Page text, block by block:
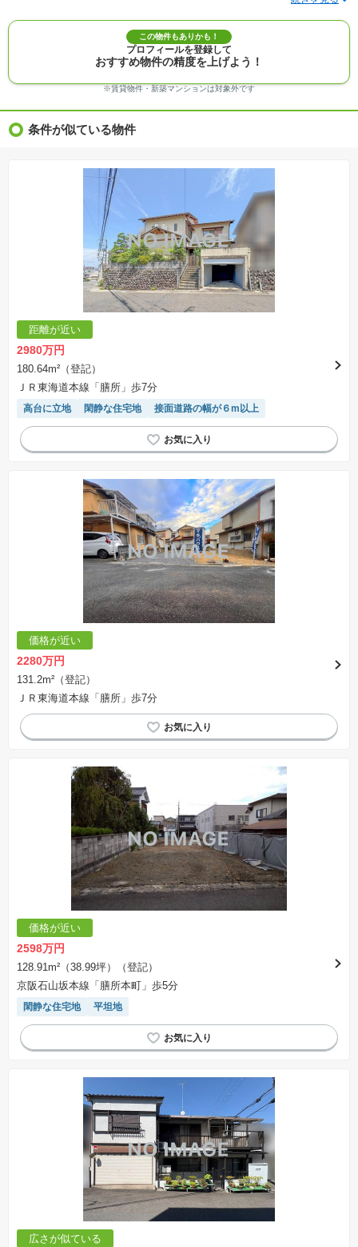
※建築条件付き土地価格には、建物価格は含まれません。
※物件情報は、原則として情報提供日の２日前に最終確認した情報です。
※完成予想図はいずれも外構、植栽、外観等実際のものとは多少異なることがあります。
※モデルルーム・モデルハウス・展示場・ショールームの画像の場合、今回販売の物件と異な
※ＣＧ合成の画像の場合、実際とは多少異なる場合があります。
※物件特徴：販売戸数が複数の物件は、全ての住戸に該当しない項目もあります。
※価格更新：物件価格が変更された日から１週間表示されます。
※建築条件土地の情報内に掲載されている、建物プラン例は、土地購入者の設計プランの参考
の一例であって、プランの採用可否は任意です。
※土地（建築条件なし）で「建物プラン例」が表記してある時、そのプラン例は特定の建築請
負会社によるもので、当該建築請負会社以外で建てた場合、同様のものが同価格で建てられる
とは限りません。また建築請負会社を特定するものではありません。
※建築条件付き土地とは、その土地に建築する建物の建築請負契約が、一定期間内に成立する
ことを条件として売買される土地のことをいいます。建築請負契約成立に向けて設計プランを
協議するため、土地購入者が自己の希望する建物の設計協議をするために必要な相当の期間の
交渉期間が設定され、その期間内で希望を満たすプランが実現できたかどうかにより結論を出
します。なお、この期間は概ね3ヶ月程度とされています。納得のいくプランが出来ず、建築請
負契約が成立しない場合、土地売買契約は白紙に戻り、土地契約にかかった代金（土地代金、
手付金など）は名目のいかんに関わらず、全て返却されます。
※課税対象物件の「価格」や「費用等」は消費税込みの「総額表示」で統一しています。
※「本体価格」とは、課税対象物件においては「消費税を除いた建物価格」と「土地価格」の
合計額を指します。
表示されておりません。
※取引にかかる費用：物件の契約手続き、決済、引き渡し時にかかる費用を表示しています。
不動産会社によって表記有無が異なるため、ご自身で十分な確認をしていただくようにお願い
いたします。
場合があります。
この物件もありかも！
プロフィールを登録して
おすすめ物件の精度を上げよう！
※賃貸物件・新築マンションは対象外です
条件が似ている物件
距離が近い
2980万円
180.64m²（登記）
ＪＲ東海道本線「膳所」歩7分
高台に立地 閑静な住宅地 接面道路の幅が６m以上
価格が近い
2280万円
131.2m²（登記）
ＪＲ東海道本線「膳所」歩7分
価格が近い
2598万円
128.91m²（38.99坪）（登記）
京阪石山坂本線「膳所本町」歩5分
閑静な住宅地 平坦地
広さが似ている